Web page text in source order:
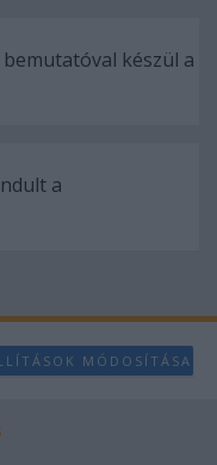
készül a
a
MÓDOSÍTÁSA